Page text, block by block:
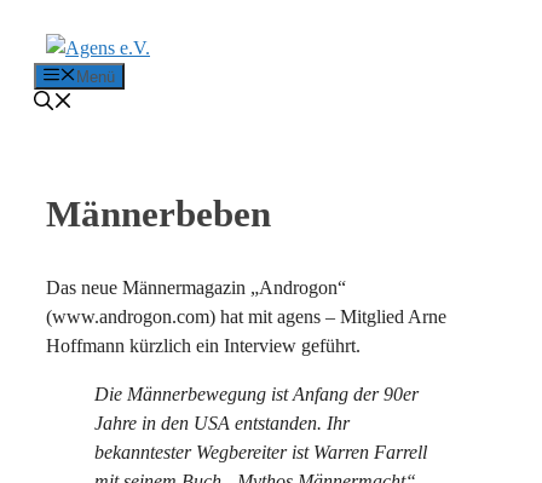
Menü
Männerbeben
Das neue Männermagazin „Androgon“
(www.androgon.com) hat mit agens – Mitglied Arne
Hoffmann kürzlich ein Interview geführt.
Die Männerbewegung ist Anfang der 90er
Jahre in den USA entstanden. Ihr
bekanntester Wegbereiter ist Warren Farrell